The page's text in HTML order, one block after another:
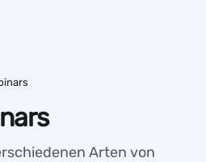
Arten von